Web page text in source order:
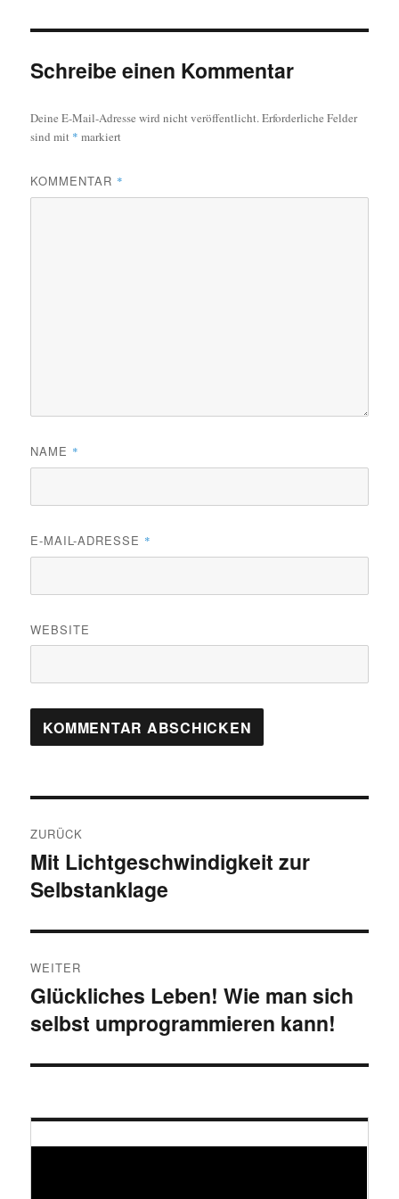
Schreibe einen Kommentar
Deine E-Mail-Adresse wird nicht veröffentlicht.Erforderliche Felder
sind mit * markiert
KOMMENTAR *
NAME *
E-MAIL-ADRESSE *
WEBSITE
ZURÜCK
Vorheriger
Beitrag:
Mit Lichtgeschwindigkeit zur
Selbstanklage
WEITER
Nächster
Beitrag:
Glückliches Leben! Wie man sich
selbst umprogrammieren kann!